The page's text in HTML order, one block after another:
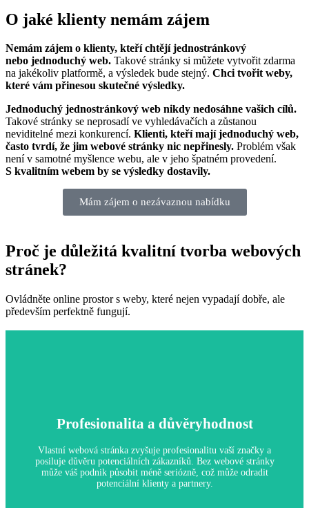
O jaké klienty nemám zájem
Nemám zájem o klienty, kteří chtějí jednostránkový
nebo jednoduchý web. Takové stránky si můžete vytvořit zdarma
na jakékoliv platformě, a výsledek bude stejný. Chci tvořit weby,
které vám přinesou skutečné výsledky.
Jednoduchý jednostránkový web nikdy nedosáhne vašich cílů.
Takové stránky se neprosadí ve vyhledávačích a zůstanou
neviditelné mezi konkurencí. Klienti, kteří mají jednoduchý web,
často tvrdí, že jim webové stránky nic nepřinesly. Problém však
není v samotné myšlence webu, ale v jeho špatném provedení.
S kvalitním webem by se výsledky dostavily.
Mám zájem o nezávaznou nabídku
Proč je důležitá kvalitní tvorba webových
stránek?
Ovládněte online prostor s weby, které nejen vypadají dobře, ale
především perfektně fungují.
Profesionalita a důvěryhodnost
Vlastní webová stránka zvyšuje profesionalitu vaší značky a
posiluje důvěru potenciálních zákazníků. Bez webové stránky
může váš podnik působit méně seriózně, což může odradit
potenciální klienty a partnery.